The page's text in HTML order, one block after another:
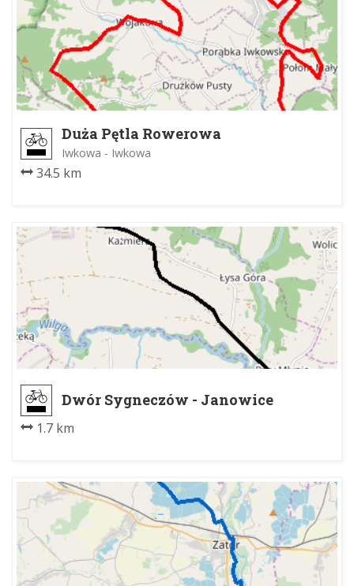
Duża Pętla Rowerowa
Iwkowa - Iwkowa
34.5 km
Dwór Sygneczów - Janowice
1.7 km